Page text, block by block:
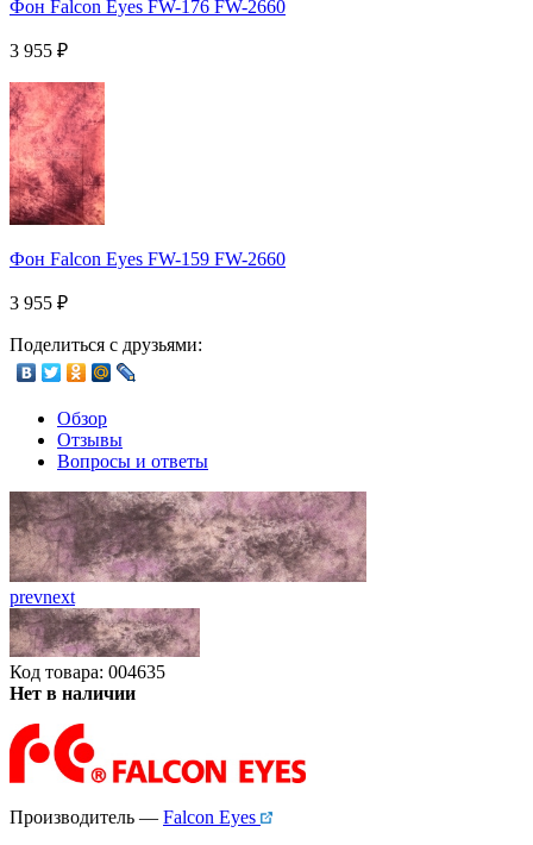
Фон Falcon Eyes FW-176 FW-2660
3 955 ₽
Фон Falcon Eyes FW-159 FW-2660
3 955 ₽
Поделиться с друзьями:
Обзор
Отзывы
Вопросы и ответы
prevnext
Код товара: 004635
Нет в наличии
Производитель — Falcon Eyes